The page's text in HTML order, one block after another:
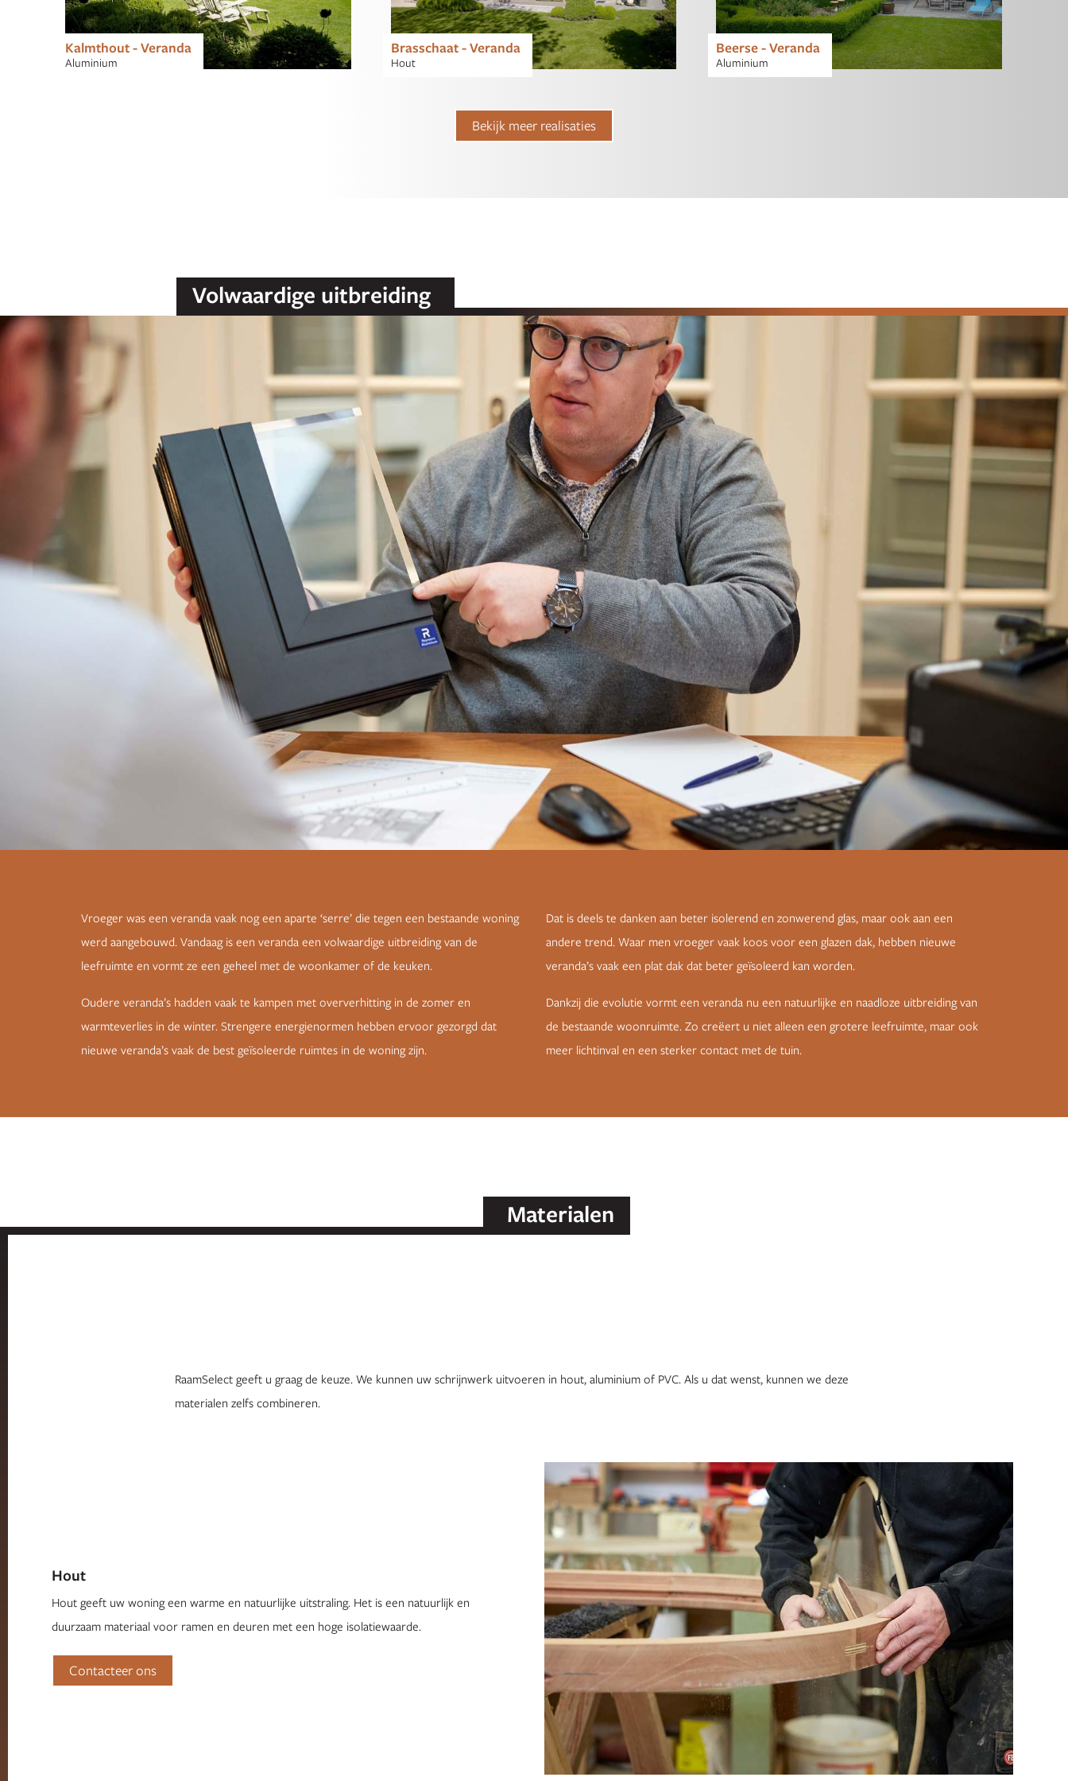
Kalmthout - Veranda
Aluminium
Brasschaat - Veranda
Hout
Beerse - Veranda
Aluminium
Bekijk meer realisaties
Volwaardige uitbreiding
Vroeger was een veranda vaak nog een aparte ‘serre’ die tegen een bestaande woning
werd aangebouwd. Vandaag is een veranda een volwaardige uitbreiding van de
leefruimte en vormt ze een geheel met de woonkamer of de keuken.
Oudere veranda’s hadden vaak te kampen met oververhitting in de zomer en
warmteverlies in de winter. Strengere energienormen hebben ervoor gezorgd dat
nieuwe veranda’s vaak de best geïsoleerde ruimtes in de woning zijn.
Dat is deels te danken aan beter isolerend en zonwerend glas, maar ook aan een
andere trend. Waar men vroeger vaak koos voor een glazen dak, hebben nieuwe
veranda’s vaak een plat dak dat beter geïsoleerd kan worden.
Dankzij die evolutie vormt een veranda nu een natuurlijke en naadloze uitbreiding van
de bestaande woonruimte. Zo creëert u niet alleen een grotere leefruimte, maar ook
meer lichtinval en een sterker contact met de tuin.
Materialen
Hout
Hout geeft uw woning een warme en natuurlijke uitstraling. Het is een natuurlijk en
duurzaam materiaal voor ramen en deuren met een hoge isolatiewaarde.
Contacteer ons
RaamSelect geeft u graag de keuze. We kunnen uw schrijnwerk uitvoeren in hout, aluminium of PVC. Als u dat wenst, kunnen we deze
materialen zelfs combineren.